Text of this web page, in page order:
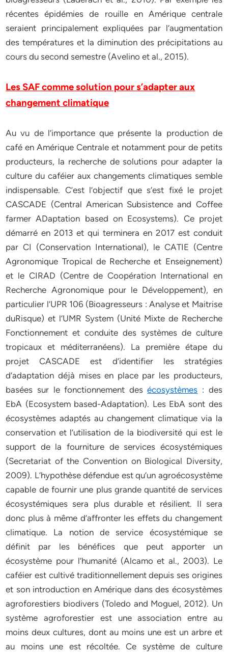
récentes épidémies de rouille en Amérique centrale
seraient principalement expliquées par l’augmentation
des températures et la diminution des précipitations au
cours du second semestre (Avelino et al., 2015).
Les SAF comme solution pour s’adapter aux
changement climatique
Au vu de l’importance que présente la production de
café en Amérique Centrale et notamment pour de petits
producteurs, la recherche de solutions pour adapter la
culture du caféier aux changements climatiques semble
indispensable. C’est l’objectif que s’est fixé le projet
CASCADE (Central American Subsistence and Coffee
farmer ADaptation based on Ecosystems). Ce projet
démarré en 2013 et qui terminera en 2017 est conduit
par CI (Conservation International), le CATIE (Centre
Agronomique Tropical de Recherche et Enseignement)
et le CIRAD (Centre de Coopération International en
Recherche Agronomique pour le Développement), en
particulier l’UPR 106 (Bioagresseurs : Analyse et Maitrise
duRisque) et l’UMR System (Unité Mixte de Recherche
Fonctionnement et conduite des systèmes de culture
tropicaux et méditerranéens). La première étape du
projet CASCADE est d’identifier les stratégies
d’adaptation déjà mises en place par les producteurs,
basées sur le fonctionnement desécosystèmes : des
EbA (Ecosystem based-Adaptation). Les EbA sont des
écosystèmes adaptés au changement climatique via la
conservation et l’utilisation de la biodiversité qui est le
support de la fourniture de services écosystémiques
(Secretariat of the Convention on Biological Diversity,
2009). L’hypothèse défendue est qu’un agroécosystème
capable de fournir une plus grande quantité de services
écosystémiques sera plus durable et résilient. Il sera
donc plus à même d’affronter les effets du changement
climatique. La notion de service écosystémique se
définit par les bénéfices que peut apporter un
écosystème pour l’humanité (Alcamo et al., 2003). Le
caféier est cultivé traditionnellement depuis ses origines
et son introduction en Amérique dans des écosystèmes
agroforestiers biodivers (Toledo and Moguel, 2012). Un
système agroforestier est une association entre au
moins deux cultures, dont au moins une est un arbre et
au moins une est récoltée. Ce système de culture